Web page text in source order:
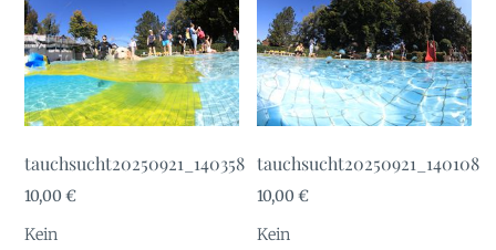
tauchsucht20250921_140358
10,00€
Kein
tauchsucht20250921_140108
10,00€
Kein